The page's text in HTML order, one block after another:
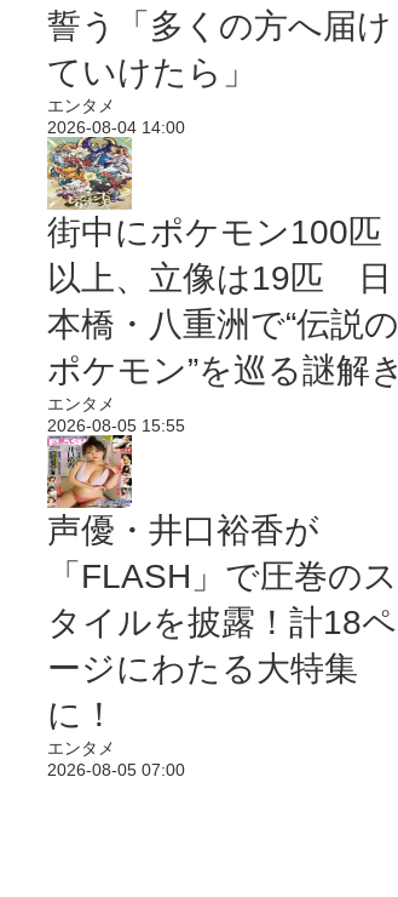
誓う「多くの方へ届け
ていけたら」
エンタメ
2026-08-04 14:00
街中にポケモン100匹
以上、立像は19匹 日
本橋・八重洲で“伝説の
ポケモン”を巡る謎解き
エンタメ
2026-08-05 15:55
声優・井口裕香が
「FLASH」で圧巻のス
タイルを披露！計18ペ
ージにわたる大特集
に！
エンタメ
2026-08-05 07:00